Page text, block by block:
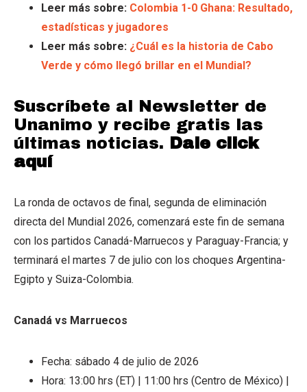
Leer más sobre: Colombia 1-0 Ghana: Resultado,
estadísticas y jugadores
Leer más sobre: ¿Cuál es la historia de Cabo
Verde y cómo llegó brillar en el Mundial?
Suscríbete al Newsletter de
Unanimo y recibe gratis las
últimas noticias.
Dale click
aquí
La ronda de octavos de final, segunda de eliminación
directa del Mundial 2026, comenzará este fin de semana
con los partidos Canadá-Marruecos y Paraguay-Francia; y
terminará el martes 7 de julio con los choques Argentina-
Egipto y Suiza-Colombia.
Canadá vs Marruecos
Fecha: sábado 4 de julio de 2026
Hora: 13:00 hrs (ET) | 11:00 hrs (Centro de México) |